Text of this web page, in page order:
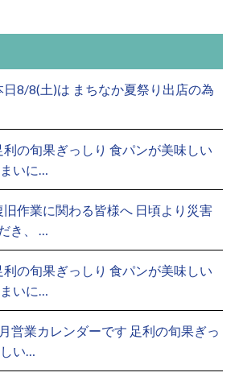
8/8(土)は まちなか夏祭り出店の為
の旬果ぎっしり 食パンが美味しい
いに…
作業に関わる皆様へ 日頃より災害
き、 …
の旬果ぎっしり 食パンが美味しい
いに…
営業カレンダーです 足利の旬果ぎっ
い…